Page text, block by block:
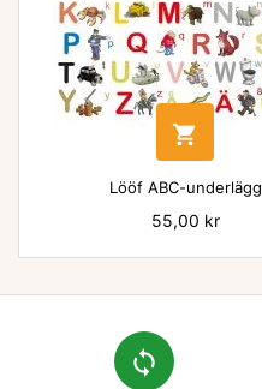

Lööf ABC-underlägg
Pris
55,00 kr
loop